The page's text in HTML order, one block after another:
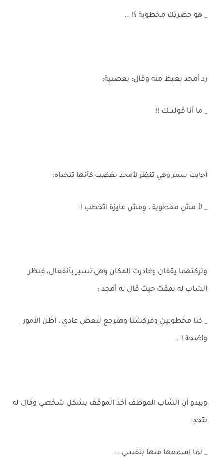
_ هو حضرتك مخطوبة ؟! ..
رد أمجد بغيظ منه وقال: بعصبية:
_ ما أنا قولتلك !!
أجابت سمر وهي تنظر لأمجد بغضب كأنها تتحداه:
_ لأ مش مخطوبة ، ومش عايزة اتخطب !
وتركتهما يقفان وغادرت المكان وهي تسير بأنفعال، فنظر
الشاب له بمقت حيث قال له أمجد :
_ كنا مخطوبين وفركشنا وهنرجع لبعض عادي ، أظن الأمور
واضحة !..
ويبدو أن الشاب الموظف أخذ الموقف بشكل شخصي وقال له
بتحدٍ:
_ لما اسمعها منها بنفسي ..